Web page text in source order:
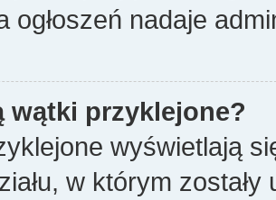
ogłoszeń nadaje
wątki przyklejone?
wyświetlają
w którym